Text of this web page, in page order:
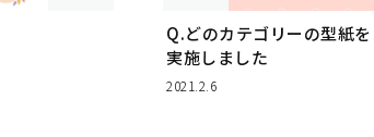
Q.どのカテゴリーの型紙
実施しました
2021.2.6